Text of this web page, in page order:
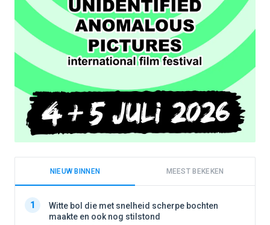
NIEUW BINNEN MEEST BEKEKEN
1
Witte bol die met snelheid scherpe bochten
maakte en ook nog stilstond